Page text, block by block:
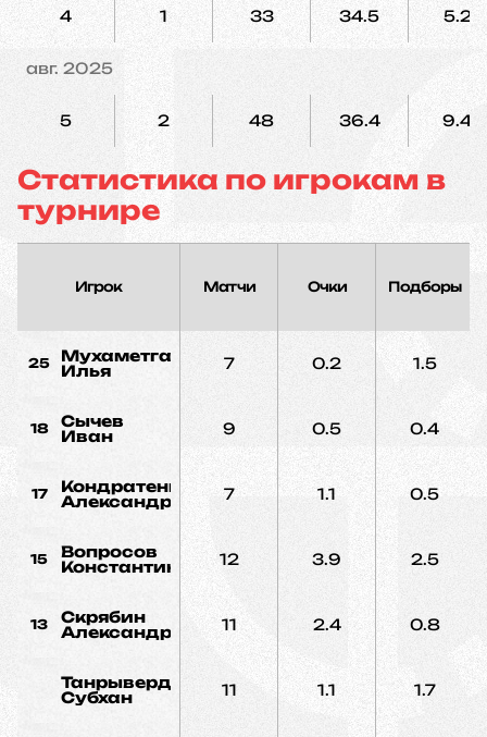
4 1 33 34.5 5.2
авг. 2025
5 2 48 36.4 9.4
Статистика по игрокам в
турнире
Игрок Матчи Очки Подборы
25
Мухаметгалеев
Илья
7 0.2 1.5
18
Сычев
Иван
9 0.5 0.4
17
Кондратенко
Александр
7 1.1 0.5
15
Вопросов
Константин
12 3.9 2.5
13
Скрябин
Александр
11 2.4 0.8
Танрывердиев
Субхан
11 1.1 1.7